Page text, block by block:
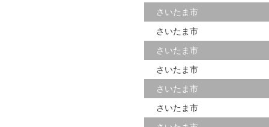
さいたま市
さいたま市
さいたま市
さいたま市
さいたま市
さいたま市